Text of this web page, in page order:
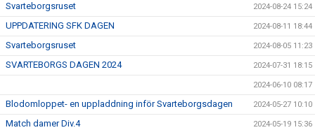
Svarteborgsruset 2024-08-24 15:24
UPPDATERING SFK DAGEN 2024-08-11 18:44
Svarteborgsruset 2024-08-05 11:23
SVARTEBORGS DAGEN 2024 2024-07-31 18:15
2024-06-10 08:17
Blodomloppet- en uppladdning inför Svarteborgsdagen 2024-05-27 10:10
Match damer Div.4 2024-05-19 15:36